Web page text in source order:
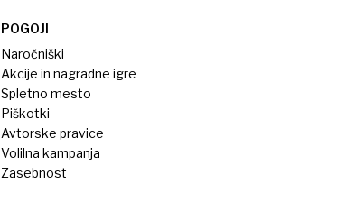
POGOJI
Naročniški
Akcije in nagradne igre
Spletno mesto
Piškotki
Avtorske pravice
Volilna kampanja
Zasebnost